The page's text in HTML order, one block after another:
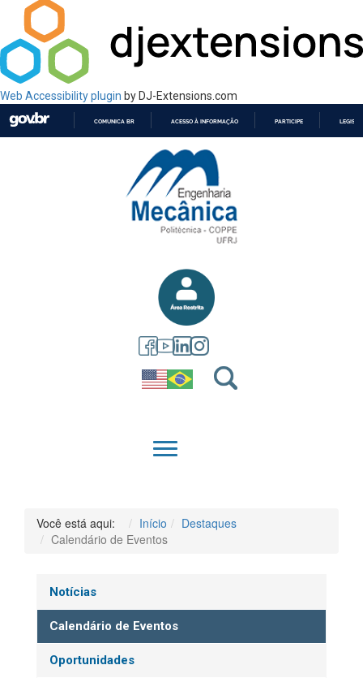
Web Accessibility plugin by DJ-Extensions.com
PARA
CONTEÚDO
COMUNICA BR ACESSO À INFORMAÇÃO PARTICIPE
QUEM SOMOS
Você está aqui: Início
Destaques
Calendário de Eventos
Notícias
Calendário de Eventos
Oportunidades